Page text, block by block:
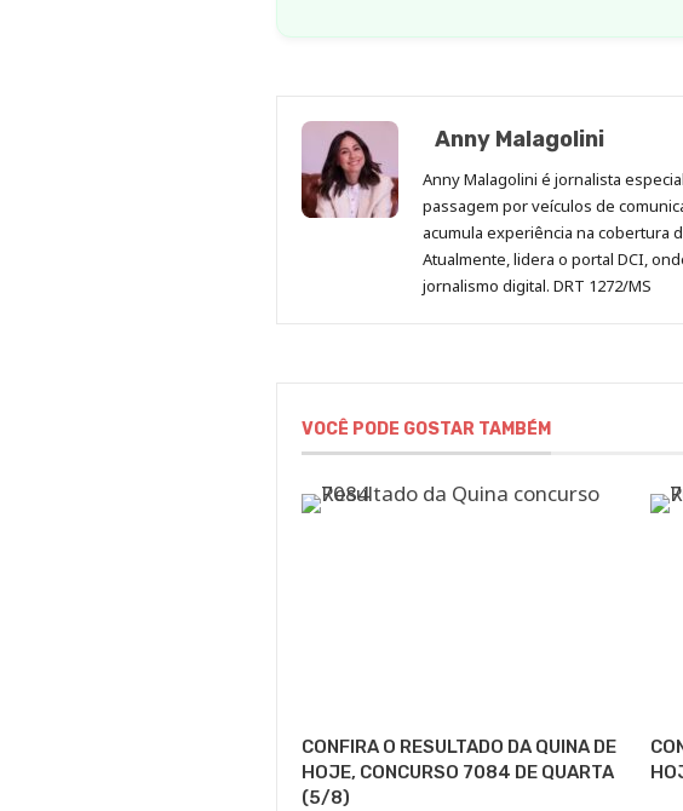
Anny Malagolini
Anny Malagolini é jornalista
passagem por veículos de
acumula experiência na cobertura
Atualmente, lidera o portal DCI,
jornalismo digital. DRT 1272/MS
VOCÊ PODE GOSTAR TAMBÉM
CONFIRA O RESULTADO DA QUINA DE
HOJE, CONCURSO 7084 DE QUARTA
(5/8)